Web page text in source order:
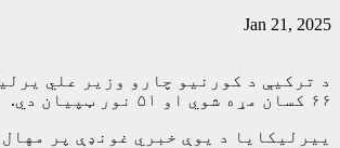
Jan 21, 2025
د ترکیې د کورنیو چارو وزیر علي
۶۶ کسان مړه شوي او ۵۱ نور ټپیان دي.
ییرلیکایا د یوې خبري غونډې پر مهال